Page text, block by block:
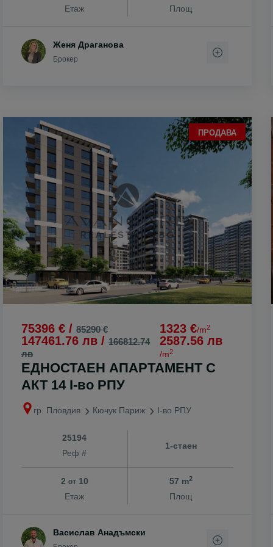
Етаж Площ
Женя Драганова
Брокер
ПРОДАВА
75396 € / 85290 €
147461.76 лв / 166812.74
лв
1323 €/m2
2587.56 лв
/m2
ЕДНОСТАЕН АПАРТАМЕНТ С
АКТ 14 I-во РПУ
гр. Пловдив Кючук Париж I-во РПУ
25194
Реф #
1-стаен
2 от10
Етаж
57 m2
Площ
Васислав Анадъмски